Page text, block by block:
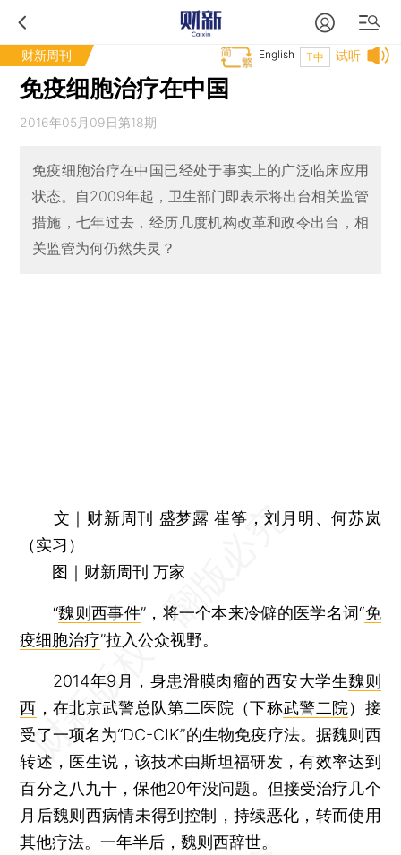
财新周刊 试听
T中
English
免疫细胞治疗在中国
2016年05月09日第18期
免疫细胞治疗在中国已经处于事实上的广泛临床应用
状态。自2009年起，卫生部门即表示将出台相关监管
措施，七年过去，经历几度机构改革和政令出台，相
关监管为何仍然失灵？
文｜财新周刊 盛梦露 崔筝，刘月明、何苏岚
（实习）
图｜财新周刊 万家
“魏则西事件”，将一个本来冷僻的医学名词“免
疫细胞治疗”拉入公众视野。
2014年9月，身患滑膜肉瘤的西安大学生魏则
西 ，在北京武警总队第二医院（下称武警二院）接
受了一项名为“DC-CIK”的生物免疫疗法。据魏则西
转述，医生说，该技术由斯坦福研发，有效率达到
百分之八九十，保他20年没问题。但接受治疗几个
月后魏则西病情未得到控制，持续恶化，转而使用
其他疗法。一年半后，魏则西辞世。